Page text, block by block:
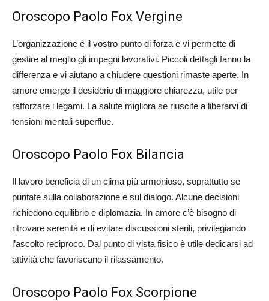
Oroscopo Paolo Fox Vergine
L’organizzazione è il vostro punto di forza e vi permette di
gestire al meglio gli impegni lavorativi. Piccoli dettagli fanno la
differenza e vi aiutano a chiudere questioni rimaste aperte. In
amore emerge il desiderio di maggiore chiarezza, utile per
rafforzare i legami. La salute migliora se riuscite a liberarvi di
tensioni mentali superflue.
Oroscopo Paolo Fox Bilancia
Il lavoro beneficia di un clima più armonioso, soprattutto se
puntate sulla collaborazione e sul dialogo. Alcune decisioni
richiedono equilibrio e diplomazia. In amore c’è bisogno di
ritrovare serenità e di evitare discussioni sterili, privilegiando
l’ascolto reciproco. Dal punto di vista fisico è utile dedicarsi ad
attività che favoriscano il rilassamento.
Oroscopo Paolo Fox Scorpione